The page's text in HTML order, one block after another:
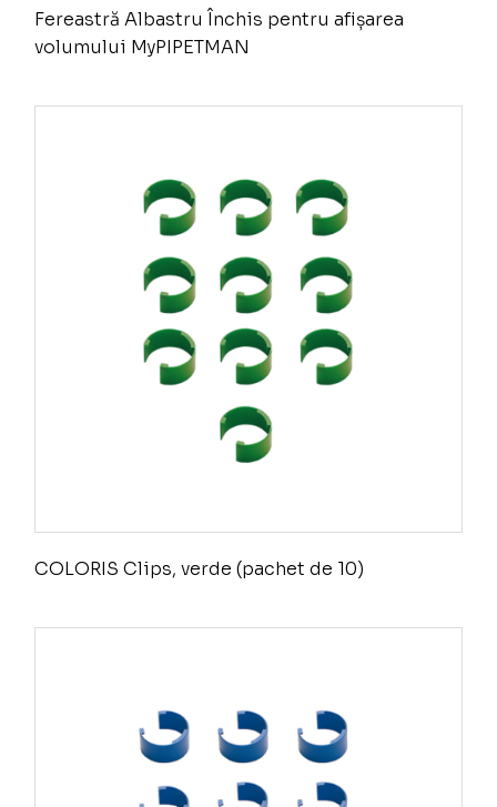
Fereastră Albastru Închis pentru afișarea
volumului MyPIPETMAN
COLORIS Clips, verde (pachet de 10)